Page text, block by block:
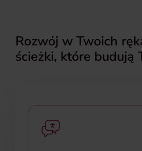
Rozwój w Twoich
ścieżki, które budują